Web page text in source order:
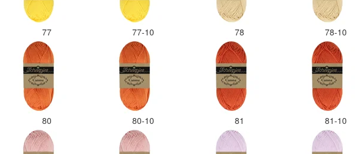
77 77-10 78 78-10
80 80-10 81 81-10